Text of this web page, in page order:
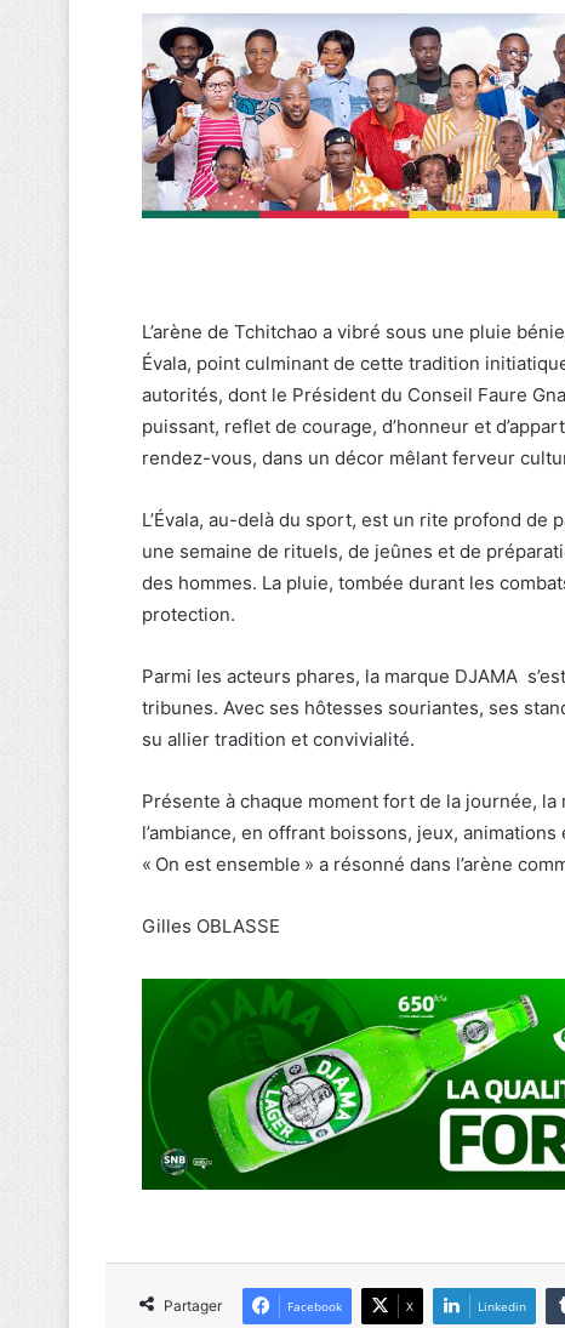
L’arène de Tchitchao a vibré sous une pluie
Évala, point culminant de cette tradition
autorités, dont le Président du Conseil Faure
puissant, reflet de courage, d’honneur et
rendez-vous, dans un décor mêlant ferveur
L’Évala, au-delà du sport, est un rite profond de
une semaine de rituels, de jeûnes et de
des hommes. La pluie, tombée durant les
protection.
Parmi les acteurs phares, la marque DJAMA
tribunes. Avec ses hôtesses souriantes, ses
su allier tradition et convivialité.
Présente à chaque moment fort de la journée,
l’ambiance, en offrant boissons, jeux,
« On est ensemble » a résonné dans l’arène
Gilles OBLASSE
Partager Facebook X Linkedin